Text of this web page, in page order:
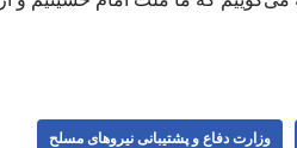
وزارت دفاع و پشتیبانی نیروهای مسلح